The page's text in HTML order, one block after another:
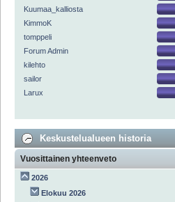
Kuumaa_kalliosta
KimmoK
tomppeli
Forum Admin
kilehto
sailor
Larux
Keskustelualueen historia
Vuosittainen yhteenveto
2026
Elokuu 2026